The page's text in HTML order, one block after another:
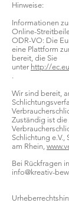
Hinweise:
Informationen
Online-
ODR-VO: Die
eine Plattform
bereit, die Sie
unter http://
.
Wir sind bereit,
Zuständig ist
Schlichtung e.V.,
am Rhein,
Bei Rückfragen
info@kreativ-